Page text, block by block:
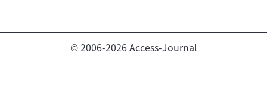
© 2006-2026 Access-Journal